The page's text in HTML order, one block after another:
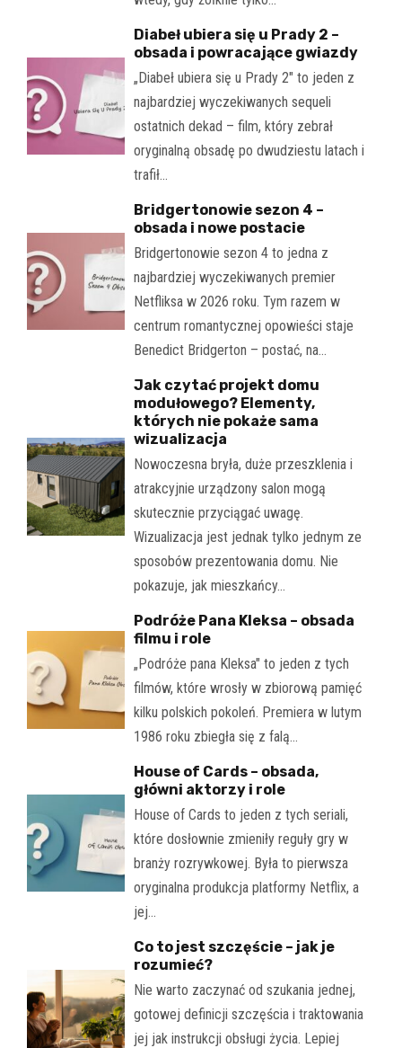
Diabeł ubiera się u Prady 2 –
obsada i powracające gwiazdy
„Diabeł ubiera się u Prady 2" to jeden z
najbardziej wyczekiwanych sequeli
ostatnich dekad – film, który zebrał
oryginalną obsadę po dwudziestu latach i
trafił…
Bridgertonowie sezon 4 –
obsada i nowe postacie
Bridgertonowie sezon 4 to jedna z
najbardziej wyczekiwanych premier
Netfliksa w 2026 roku. Tym razem w
centrum romantycznej opowieści staje
Benedict Bridgerton – postać, na…
Jak czytać projekt domu
modułowego? Elementy,
których nie pokaże sama
wizualizacja
Nowoczesna bryła, duże przeszklenia i
atrakcyjnie urządzony salon mogą
skutecznie przyciągać uwagę.
Wizualizacja jest jednak tylko jednym ze
sposobów prezentowania domu. Nie
pokazuje, jak mieszkańcy…
Podróże Pana Kleksa – obsada
filmu i role
„Podróże pana Kleksa" to jeden z tych
filmów, które wrosły w zbiorową pamięć
kilku polskich pokoleń. Premiera w lutym
1986 roku zbiegła się z falą…
House of Cards – obsada,
główni aktorzy i role
House of Cards to jeden z tych seriali,
które dosłownie zmieniły reguły gry w
branży rozrywkowej. Była to pierwsza
oryginalna produkcja platformy Netflix, a
jej…
Co to jest szczęście – jak je
rozumieć?
Nie warto zaczynać od szukania jednej,
gotowej definicji szczęścia i traktowania
jej jak instrukcji obsługi życia. Lepiej